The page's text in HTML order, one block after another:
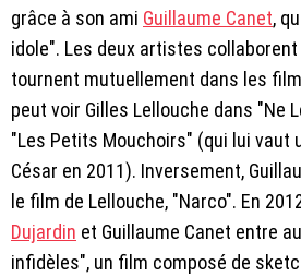
grâce à son ami Guillaume Canet,
idole". Les deux artistes
tournent mutuellement dans les
peut voir Gilles Lellouche dans "Ne
"Les Petits Mouchoirs" (qui lui vaut
César en 2011). Inversement,
le film de Lellouche, "Narco". En
Dujardin et Guillaume Canet entre
infidèles", un film composé de